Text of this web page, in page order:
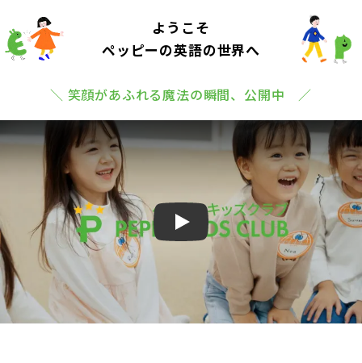
ようこそ
ペッピーの英語の世界へ
＼ 笑顔があふれる魔法の瞬間、公開中 ／
Play